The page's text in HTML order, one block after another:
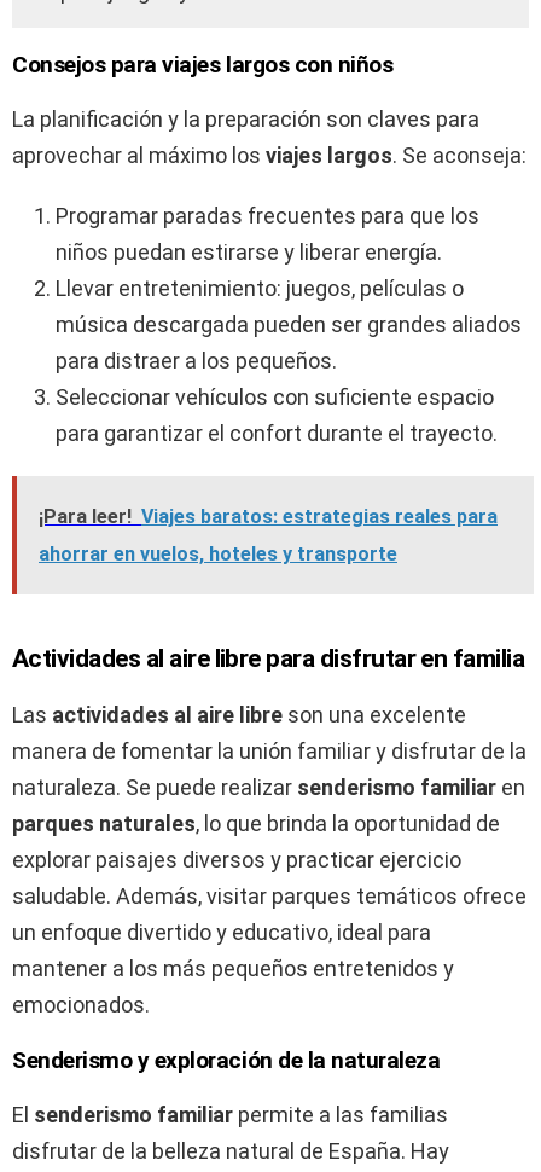
Consejos para viajes largos con niños
La planificación y la preparación son claves para
aprovechar al máximo los viajes largos. Se aconseja:
Programar paradas frecuentes para que los
niños puedan estirarse y liberar energía.
Llevar entretenimiento: juegos, películas o
música descargada pueden ser grandes aliados
para distraer a los pequeños.
Seleccionar vehículos con suficiente espacio
para garantizar el confort durante el trayecto.
¡Para leer! Viajes baratos: estrategias reales para
ahorrar en vuelos, hoteles y transporte
Actividades al aire libre para disfrutar en familia
Las actividades al aire libre son una excelente
manera de fomentar la unión familiar y disfrutar de la
naturaleza. Se puede realizar senderismo familiar en
parques naturales, lo que brinda la oportunidad de
explorar paisajes diversos y practicar ejercicio
saludable. Además, visitar parques temáticos ofrece
un enfoque divertido y educativo, ideal para
mantener a los más pequeños entretenidos y
emocionados.
Senderismo y exploración de la naturaleza
El senderismo familiar permite a las familias
disfrutar de la belleza natural de España. Hay